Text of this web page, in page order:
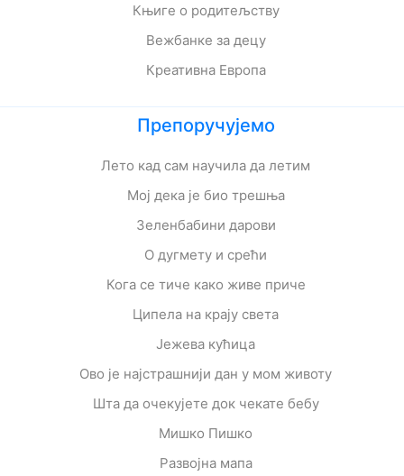
Књиге о родитељству
Вежбанке за децу
Креативна Европа
Препоручујемо
Лето кад сам научила да летим
Мој дека је био трешња
Зеленбабини дарови
О дугмету и срећи
Кога се тиче како живе приче
Ципела на крају света
Јежева кућица
Ово је најстрашнији дан у мом животу
Шта да очекујете док чекате бебу
Мишко Пишко
Развојна мапа